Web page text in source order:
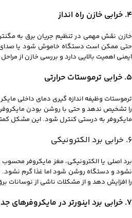
4. خرابی خازن راه‌ انداز
خازن نقش مهمی در تنظیم جریان برق به
حتی ممکن است دستگاه خاموش شود یا صدای
ایمنی اهمیت بالایی دارد و بررسی خازن از
5. خرابی ترموستات حرارتی
ترموستات وظیفه اندازه‌ گیری دمای داخلی
را تشخیص ندهد و حتی با روشن بودن
مایکروفر به درستی کنترل شود. این مشکل
6. خرابی برد الکترونیکی
برد اصلی یا الکترونیکی، مغز مایکروفر
نشود و دستگاه روشن شود اما غذا گرم نشود.
را افزایش دهد و از مشکلات ناشی از نوسانات
7. خرابی برد اینورتر در مایکروفرهای جدید
اینستاگرام
واتساپ
تلگرام